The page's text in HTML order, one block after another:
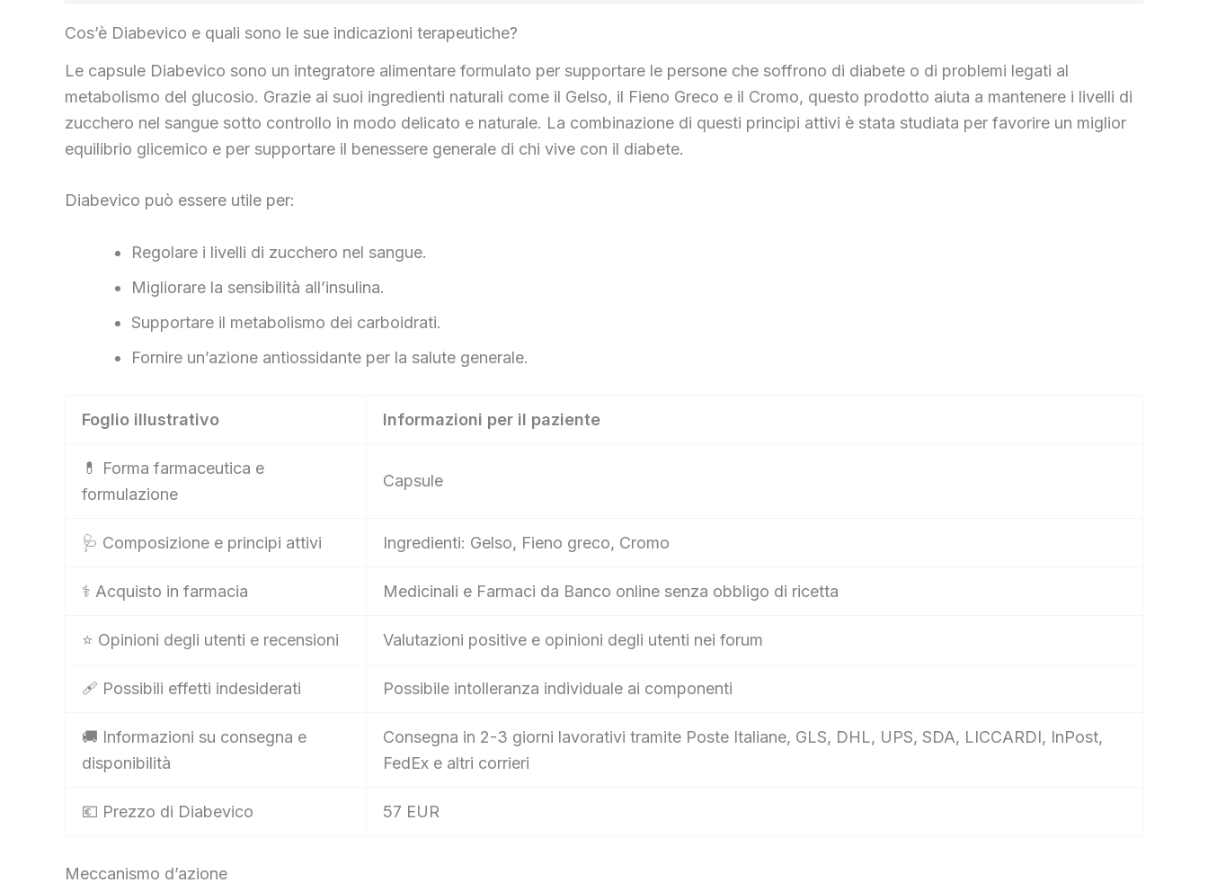
Cos’è Diabevico e quali sono le sue indicazioni terapeutiche?
Le capsule Diabevico sono un integratore alimentare formulato per supportare le persone che soffrono di diabete o di problemi legati al
metabolismo del glucosio. Grazie ai suoi ingredienti naturali come il Gelso, il Fieno Greco e il Cromo, questo prodotto aiuta a mantenere i livelli di
zucchero nel sangue sotto controllo in modo delicato e naturale. La combinazione di questi principi attivi è stata studiata per favorire un miglior
equilibrio glicemico e per supportare il benessere generale di chi vive con il diabete.
Diabevico può essere utile per:
Regolare i livelli di zucchero nel sangue.
Migliorare la sensibilità all’insulina.
Supportare il metabolismo dei carboidrati.
Fornire un’azione antiossidante per la salute generale.
Foglio illustrativo Informazioni per il paziente
💊 Forma farmaceutica e
formulazione
Capsule
🩺 Composizione e principi attivi Ingredienti: Gelso, Fieno greco, Cromo
⚕️ Acquisto in farmacia Medicinali e Farmaci da Banco online senza obbligo di ricetta
⭐ Opinioni degli utenti e recensioni Valutazioni positive e opinioni degli utenti nei forum
🩹 Possibili effetti indesiderati Possibile intolleranza individuale ai componenti
🚚 Informazioni su consegna e
disponibilità
Consegna in 2-3 giorni lavorativi tramite Poste Italiane, GLS, DHL, UPS, SDA, LICCARDI, InPost,
FedEx e altri corrieri
💶 Prezzo di Diabevico 57 EUR
Meccanismo d’azione